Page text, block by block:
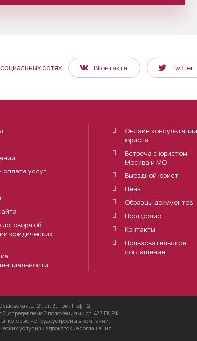
сетях ВКонтакте Twitter
оплата услуг
договора об
юридических
Онлайн консультации
юриста
Встреча с юристом
Москва и МО
Выездной юрист
Цены
Образцы документов
Портфолио
Контакты
Пользовательское
соглашение
д. 21, эт. 3, пом. 1, оф. 12
определяемой положениями ст. 437 ГК РФ.
которые не трудоустроены в компании,
услуг или адвокатские соглашения